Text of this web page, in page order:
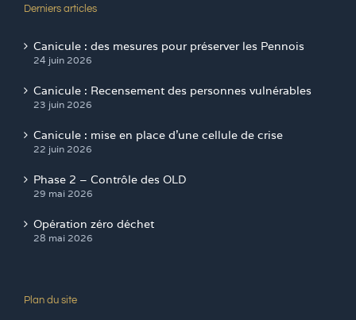
Derniers articles
Canicule : des mesures pour préserver les Pennois
24 juin 2026
Canicule : Recensement des personnes vulnérables
23 juin 2026
Canicule : mise en place d’une cellule de crise
22 juin 2026
Phase 2 – Contrôle des OLD
29 mai 2026
Opération zéro déchet
28 mai 2026
Plan du site